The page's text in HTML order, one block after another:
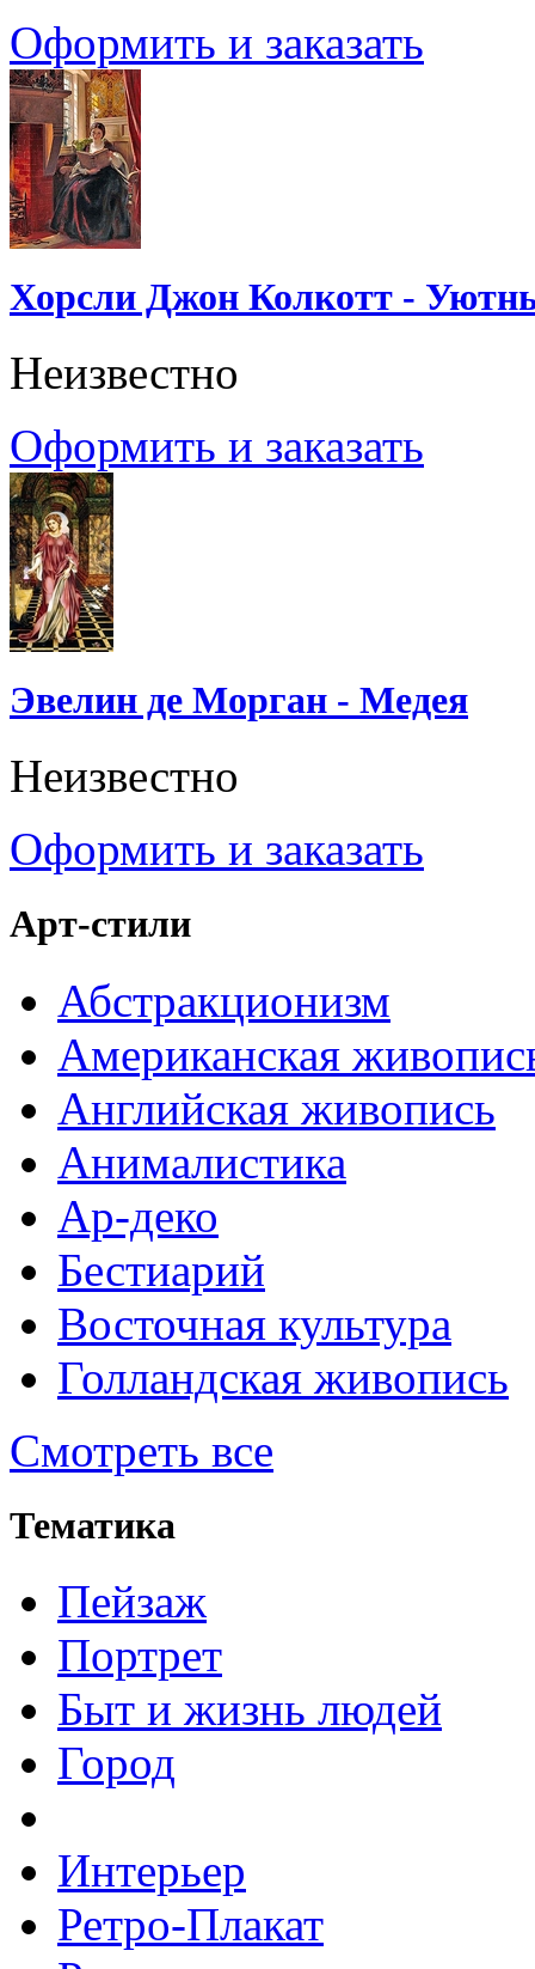
Оформить и заказать
Хорсли Джон Колкотт -
Неизвестно
Оформить и заказать
Эвелин де Морган - Медея
Неизвестно
Оформить и заказать
Арт-стили
Абстракционизм
Американская
Английская живопись
Анималистика
Ар-деко
Бестиарий
Восточная культура
Голландская живопись
Смотреть все
Тематика
Пейзаж
Портрет
Быт и жизнь людей
Город
Интерьер
Ретро-Плакат